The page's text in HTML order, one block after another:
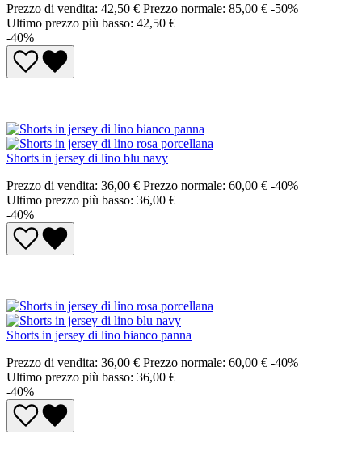
Prezzo di vendita: 42,50 € Prezzo normale: 85,00 € -50%
Ultimo prezzo più basso: 42,50 €
-40%
Shorts in jersey di lino blu navy
Prezzo di vendita: 36,00 € Prezzo normale: 60,00 € -40%
Ultimo prezzo più basso: 36,00 €
-40%
Shorts in jersey di lino bianco panna
Prezzo di vendita: 36,00 € Prezzo normale: 60,00 € -40%
Ultimo prezzo più basso: 36,00 €
-40%